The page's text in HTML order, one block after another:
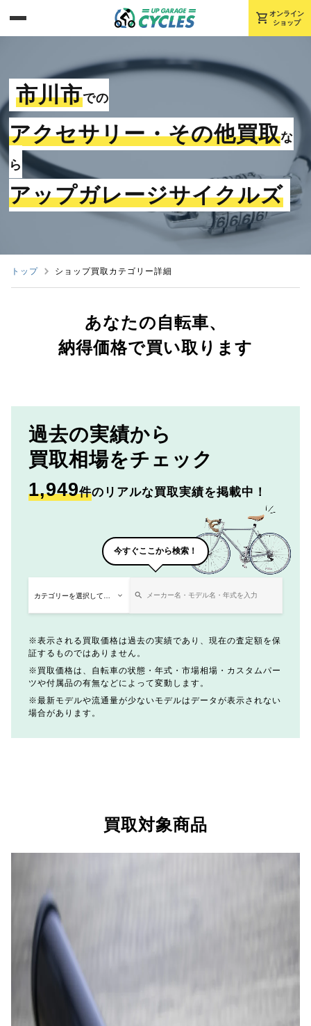
shopping_cart オンライン
ショップ
市川市での
アクセサリー・その他買取な
ら
アップガレージサイクルズ
トップ ショップ買取カテゴリー詳細
あなたの自転車、
納得価格で買い取ります
過去の実績から
買取相場をチェック
1,949件のリアルな買取実績を掲載中！
今すぐここから検索！
表示される買取価格は過去の実績であり、現在の査定額を保
証するものではありません。
買取価格は、自転車の状態・年式・市場相場・カスタムパー
ツや付属品の有無などによって変動します。
最新モデルや流通量が少ないモデルはデータが表示されない
場合があります。
買取対象商品